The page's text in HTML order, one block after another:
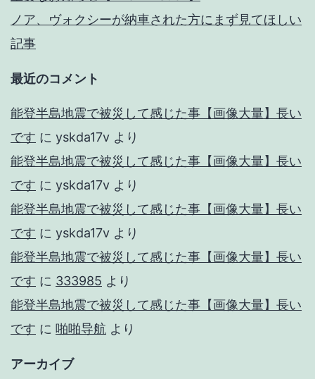
ノア、ヴォクシーが納車された方にまず見てほしい
記事
最近のコメント
能登半島地震で被災して感じた事【画像大量】長い
です に yskda17v より
能登半島地震で被災して感じた事【画像大量】長い
です に yskda17v より
能登半島地震で被災して感じた事【画像大量】長い
です に yskda17v より
能登半島地震で被災して感じた事【画像大量】長い
です に 333985 より
能登半島地震で被災して感じた事【画像大量】長い
です に 啪啪导航 より
アーカイブ